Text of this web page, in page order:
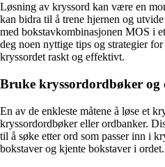
Løsning av kryssord kan være en
kan bidra til å trene hjernen og
med bokstavkombinasjonen MOS i
deg noen nyttige tips og strategier
kryssordet raskt og effektivt.
Bruke kryssordordbøker og
En av de enkleste måtene å løse et
kryssordordbøker eller ordbanker.
til å søke etter ord som passer inn i
bokstaver og kjente bokstaver i ordet.